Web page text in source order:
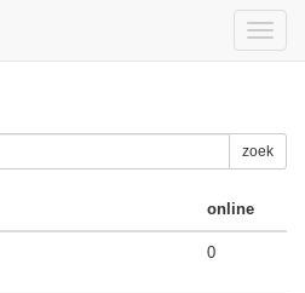
Toggle
zoek
online
0